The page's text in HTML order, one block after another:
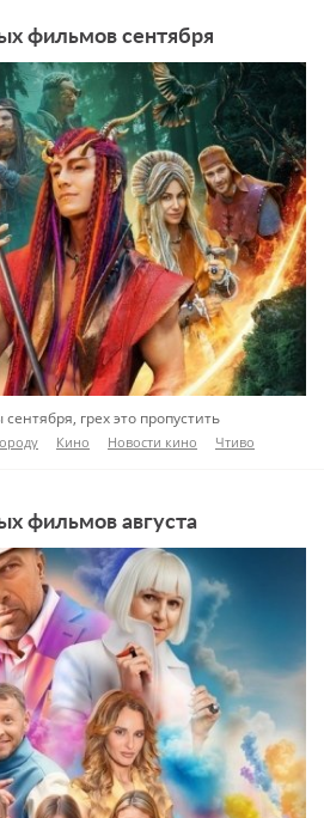
фильмов сентября
грех это пропустить
Кино Новости кино Чтиво
фильмов августа